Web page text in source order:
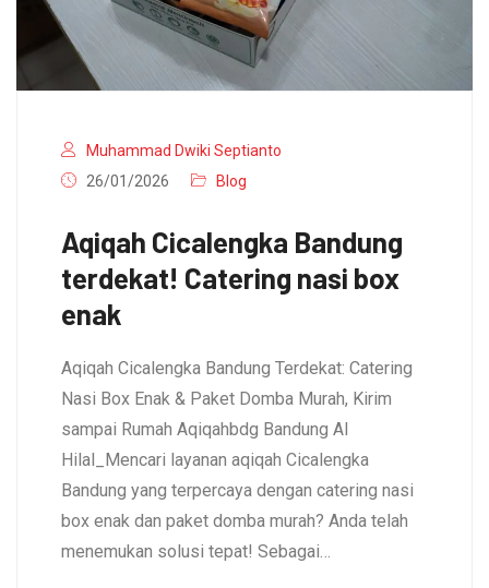
Muhammad Dwiki Septianto
26/01/2026
Blog
Aqiqah Cicalengka Bandung
terdekat! Catering nasi box
enak
Aqiqah Cicalengka Bandung Terdekat: Catering
Nasi Box Enak & Paket Domba Murah, Kirim
sampai Rumah Aqiqahbdg Bandung Al
Hilal_Mencari layanan aqiqah Cicalengka
Bandung yang terpercaya dengan catering nasi
box enak dan paket domba murah? Anda telah
menemukan solusi tepat! Sebagai…